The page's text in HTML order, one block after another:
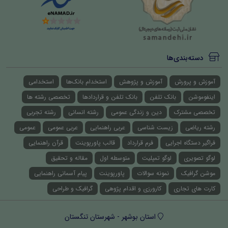
دسته‌بندی‌ها
آموزش و پرورش آموزش و پژوهش استخدام بانک‌ها
استخدامی
اینفوموشن
بانک تلفن بانک تلفن و قراردادها
تخصصی رشته ها
تخصصی مشترک
دین و زندگی عمومی رشته انسانی
رشته تجربی
رشته ریاضی
زیست شناسی عربی راهنمایی عربی عمومی
عمومی
فراگیر دستگاه اجرایی
فرم قرارداد قالب پاورپوینت
قرآن راهنمایی
لوگو تصویری
لوگو تمپلیت متوسطه اول
مقاله و تحقیق
موشن گرافیک
نمونه سوالات پاورپوینت
پیام آسمانی راهنمایی
کارت های تجاری
کارورزی و اقدام پژوهی گرافیک و طراحی
استان بوشهر - شهرستان تنگستان